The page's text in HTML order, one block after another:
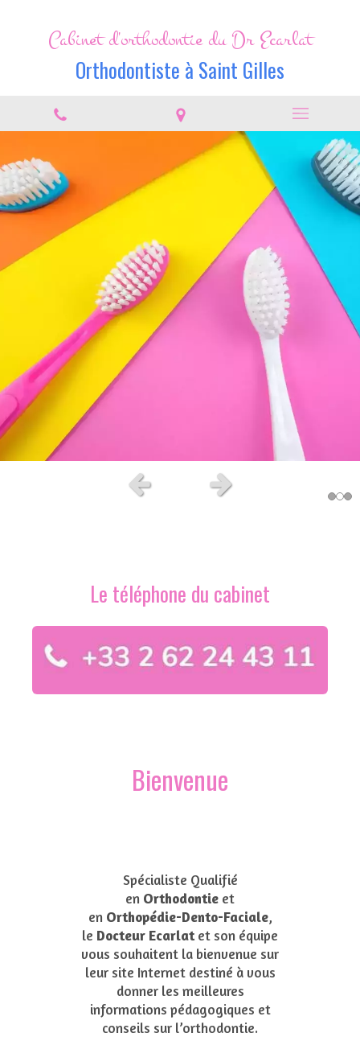
Cabinet d'orthodontie du Dr Ecarlat
Orthodontiste à Saint Gilles
Slide précédentSlide suivant
Le téléphone du cabinet
Bienvenue
Spécialiste Qualifié
en Orthodontie et
en Orthopédie-Dento-Faciale,
le Docteur Ecarlat et son équipe
vous souhaitent la bienvenue sur
leur site Internet destiné à vous
donner les meilleures
informations pédagogiques et
conseils sur l’orthodontie.